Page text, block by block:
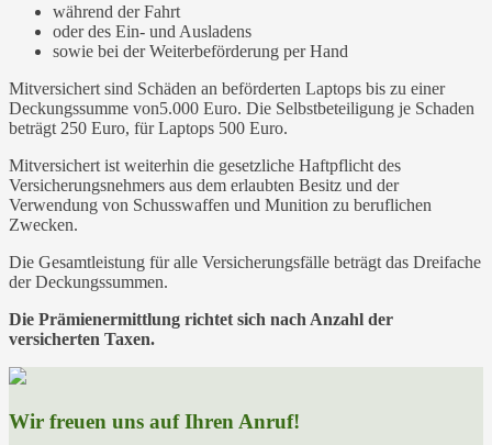
während der Fahrt
oder des Ein- und Ausladens
sowie bei der Weiterbeförderung per Hand
Mitversichert sind Schäden an beförderten Laptops bis zu einer
Deckungssumme von5.000 Euro. Die Selbstbeteiligung je Schaden
beträgt 250 Euro, für Laptops 500 Euro.
Mitversichert ist weiterhin die gesetzliche Haftpflicht des
Versicherungsnehmers aus dem erlaubten Besitz und der
Verwendung von Schusswaffen und Munition zu beruflichen
Zwecken.
Die Gesamtleistung für alle Versicherungsfälle beträgt das Dreifache
der Deckungssummen.
Die Prämienermittlung richtet sich nach Anzahl der
versicherten Taxen.
Wir freuen uns auf Ihren Anruf!